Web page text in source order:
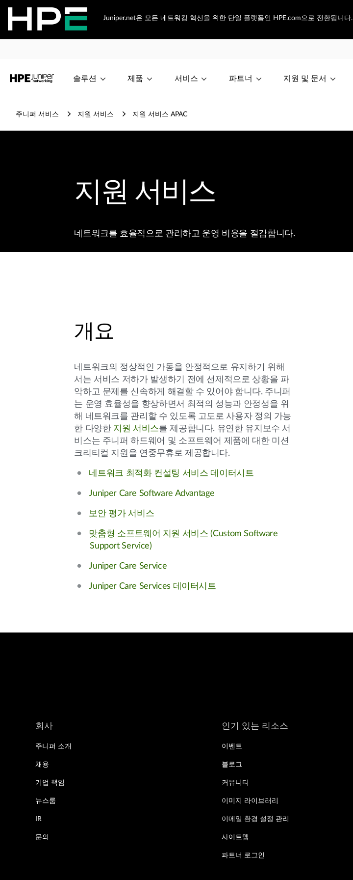
Juniper.net은 모든 네트워킹 혁신을 위한 단일 플랫폼인 HPE.com으로 전환됩니다.
솔루션 제품 서비스 파트너 지원 및 문서
주니퍼 서비스 지원 서비스 지원 서비스 APAC
지원 서비스
네트워크를 효율적으로 관리하고 운영 비용을 절감합니다.
개요
네트워크의 정상적인 가동을 안정적으로 유지하기 위해
서는 서비스 저하가 발생하기 전에 선제적으로 상황을 파
악하고 문제를 신속하게 해결할 수 있어야 합니다. 주니퍼
는 운영 효율성을 향상하면서 최적의 성능과 안정성을 위
해 네트워크를 관리할 수 있도록 고도로 사용자 정의 가능
한 다양한 지원 서비스를 제공합니다. 유연한 유지보수 서
비스는 주니퍼 하드웨어 및 소프트웨어 제품에 대한 미션
크리티컬 지원을 연중무휴로 제공합니다.
네트워크 최적화 컨설팅 서비스 데이터시트
Juniper Care Software Advantage
보안 평가 서비스
맞춤형 소프트웨어 지원 서비스 (Custom Software
Support Service)
Juniper Care Service
Juniper Care Services 데이터시트
회사
주니퍼 소개
채용
기업 책임
뉴스룸
IR
문의
인기 있는 리소스
이벤트
블로그
커뮤니티
이미지 라이브러리
이메일 환경 설정 관리
사이트맵
파트너 로그인